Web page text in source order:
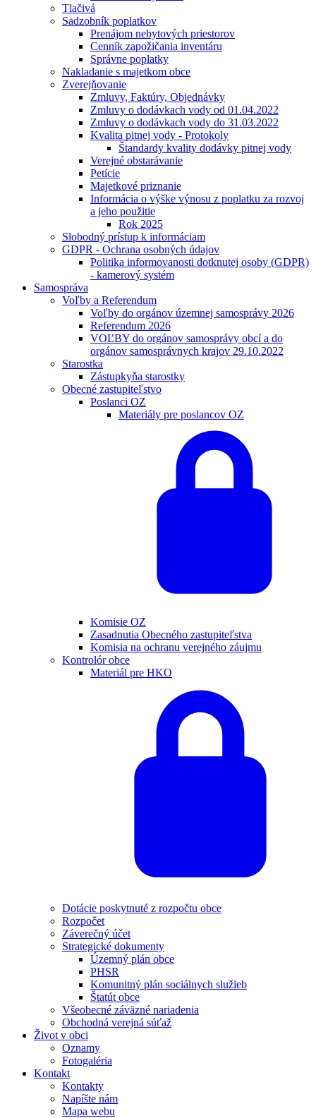
Tlačivá
Sadzobník poplatkov
Prenájom nebytových priestorov
Cenník zapožičania inventáru
Správne poplatky
Nakladanie s majetkom obce
Zverejňovanie
Zmluvy, Faktúry, Objednávky
Zmluvy o dodávkach vody od 01.04.2022
Zmluvy o dodávkach vody do 31.03.2022
Kvalita pitnej vody - Protokoly
Štandardy kvality dodávky pitnej vody
Verejné obstarávanie
Petície
Majetkové priznanie
Informácia o výške výnosu z poplatku za rozvoj
a jeho použitie
Rok 2025
Slobodný prístup k informáciam
GDPR - Ochrana osobných údajov
Politika informovanosti dotknutej osoby (GDPR)
- kamerový systém
Samospráva
Voľby a Referendum
Voľby do orgánov územnej samosprávy 2026
Referendum 2026
VOĽBY do orgánov samosprávy obcí a do
orgánov samosprávnych krajov 29.10.2022
Starostka
Zástupkyňa starostky
Obecné zastupiteľstvo
Poslanci OZ
Materiály pre poslancov OZ
Komisie OZ
Zasadnutia Obecného zastupiteľstva
Komisia na ochranu verejného záujmu
Kontrolór obce
Materiál pre HKO
Dotácie poskytnuté z rozpočtu obce
Rozpočet
Záverečný účet
Strategické dokumenty
Územný plán obce
PHSR
Komunitný plán sociálnych služieb
Štatút obce
Všeobecné záväzné nariadenia
Obchodná verejná súťaž
Život v obci
Oznamy
Fotogaléria
Kontakt
Kontakty
Napíšte nám
Mapa webu